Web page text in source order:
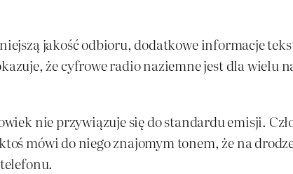
jakość odbioru, dodatkowe informacje
że cyfrowe radio naziemne jest dla wielu
nie przywiązuje się do standardu emisji.
mówi do niego znajomym tonem, że na